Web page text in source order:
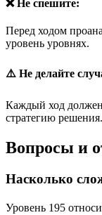
❌ Не спешите:
Перед ходом
уровень уровнях.
⚠️ Не делайте
Каждый ход
стратегию решения.
Вопросы и
Насколько
Уровень 195